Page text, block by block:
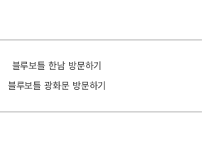
블루보틀 한남 방문하기
블루보틀 광화문 방문하기